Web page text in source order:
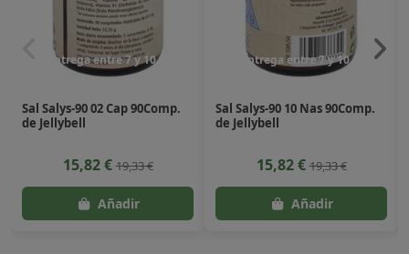
Entrega entre 7 y 10 dias
Sal Salys-90 02 Cap 90Comp.
de Jellybell
15,82 €19,33 €
Entrega entre 7 y 10 dias
Sal Salys-90 10 Nas 90Comp.
de Jellybell
15,82 €19,33 €